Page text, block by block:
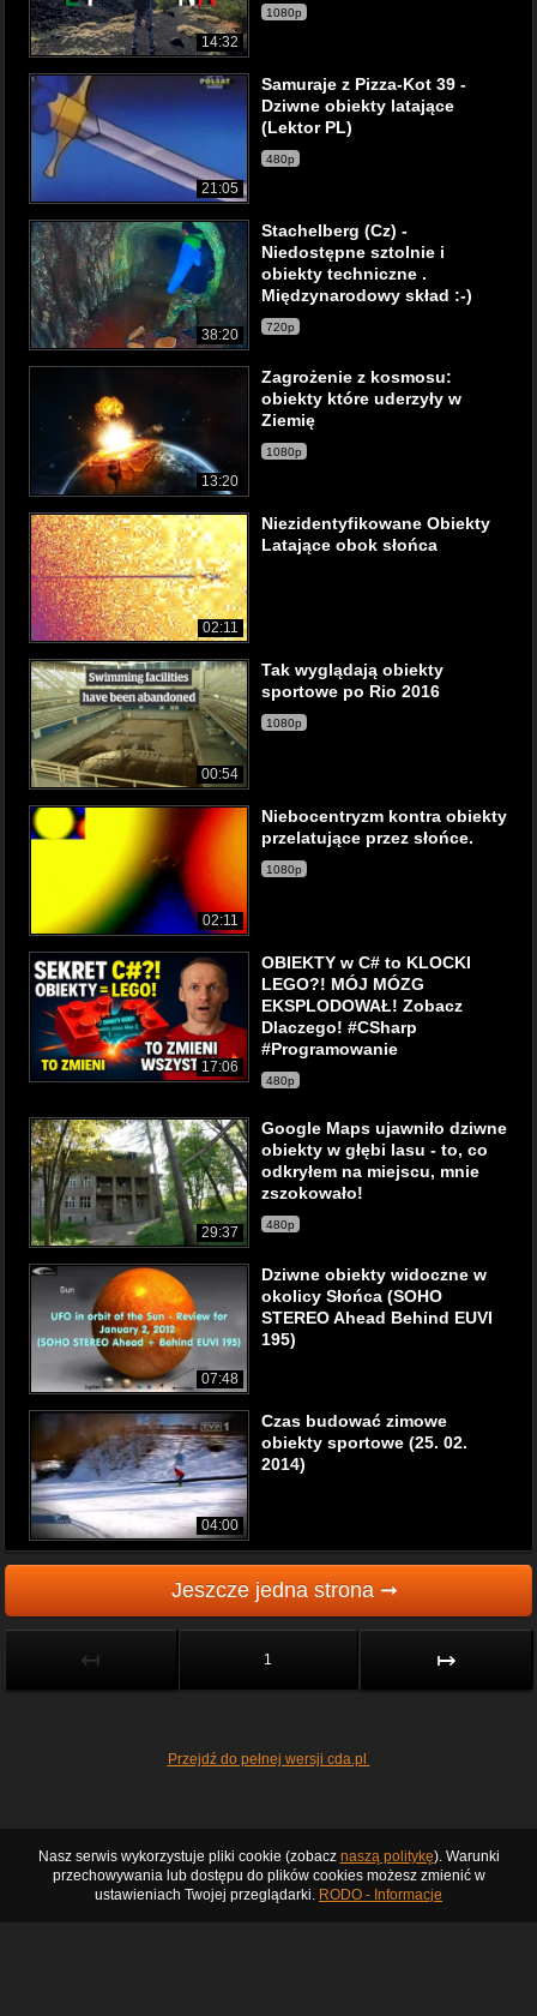
14:32
1080p
21:05
Samuraje z Pizza-Kot 39 -
Dziwne obiekty latające
(Lektor PL)
480p
38:20
Stachelberg (Cz) -
Niedostępne sztolnie i
obiekty techniczne .
Międzynarodowy skład :-)
720p
13:20
Zagrożenie z kosmosu:
obiekty które uderzyły w
Ziemię
1080p
02:11
Niezidentyfikowane Obiekty
Latające obok słońca
00:54
Tak wyglądają obiekty
sportowe po Rio 2016
1080p
02:11
Niebocentryzm kontra obiekty
przelatujące przez słońce.
1080p
17:06
OBIEKTY w C# to KLOCKI
LEGO?! MÓJ MÓZG
EKSPLODOWAŁ! Zobacz
Dlaczego! #CSharp
#Programowanie
480p
29:37
Google Maps ujawniło dziwne
obiekty w głębi lasu - to, co
odkryłem na miejscu, mnie
zszokowało!
480p
07:48
Dziwne obiekty widoczne w
okolicy Słońca (SOHO
STEREO Ahead Behind EUVI
195)
04:00
Czas budować zimowe
obiekty sportowe (25. 02.
2014)
Jeszcze jedna strona ➞
↤ 1 ↦
Przejdź do pełnej wersji cda.pl
Nasz serwis wykorzystuje pliki cookie (zobacz naszą politykę). Warunki
przechowywania lub dostępu do plików cookies możesz zmienić w
ustawieniach Twojej przeglądarki. RODO - Informacje